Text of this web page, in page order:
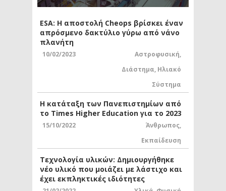
ESA: Η αποστολή Cheops βρίσκει έναν
απρόσμενο δακτύλιο γύρω από νάνο
πλανήτη
10/02/2023 Αστροφυσική,
Διάστημα, Ηλιακό
Σύστημα
Η κατάταξη των Πανεπιστημίων από
το Times Higher Education για το 2023
15/10/2022 Άνθρωπος,
Εκπαίδευση
Τεχνολογία υλικών: Δημιουργήθηκε
νέο υλικό που μοιάζει με λάστιχο και
έχει εκπληκτικές ιδιότητες